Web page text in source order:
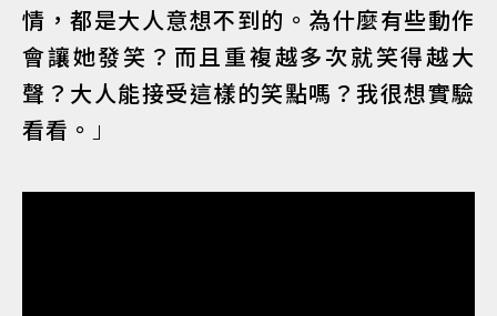
情，都是大人意想不到的。為什麼有些動作
會讓她發笑？而且重複越多次就笑得越大
聲？大人能接受這樣的笑點嗎？我很想實驗
看看。 」